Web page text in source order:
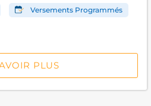
Versements Programmés
PLUS